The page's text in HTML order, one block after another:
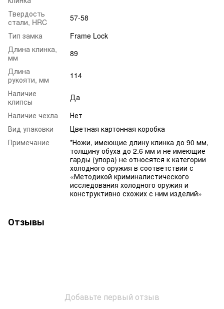
Твердость
стали, HRC
57-58
Тип замка
Frame Lock
Длина клинка,
мм
89
Длина
рукояти, мм
114
Наличие
клипсы
Да
Наличие чехла
Нет
Вид упаковки
Цветная картонная коробка
Примечание
*Ножи, имеющие длину клинка до 90 мм,
толщину обуха до 2.6 мм и не имеющие
гарды (упора) не относятся к категории
холодного оружия в соответствии с
«Методикой криминалистического
исследования холодного оружия и
конструктивно схожих с ним изделий»
Отзывы
Добавьте первый отзыв